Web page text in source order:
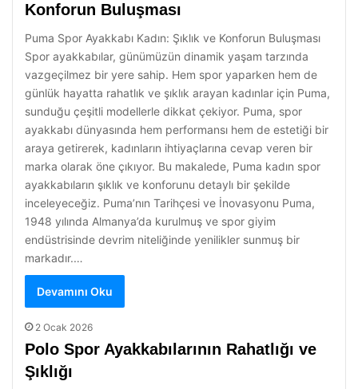
Konforun Buluşması
Puma Spor Ayakkabı Kadın: Şıklık ve Konforun Buluşması
Spor ayakkabılar, günümüzün dinamik yaşam tarzında
vazgeçilmez bir yere sahip. Hem spor yaparken hem de
günlük hayatta rahatlık ve şıklık arayan kadınlar için Puma,
sunduğu çeşitli modellerle dikkat çekiyor. Puma, spor
ayakkabı dünyasında hem performansı hem de estetiği bir
araya getirerek, kadınların ihtiyaçlarına cevap veren bir
marka olarak öne çıkıyor. Bu makalede, Puma kadın spor
ayakkabıların şıklık ve konforunu detaylı bir şekilde
inceleyeceğiz. Puma’nın Tarihçesi ve İnovasyonu Puma,
1948 yılında Almanya’da kurulmuş ve spor giyim
endüstrisinde devrim niteliğinde yenilikler sunmuş bir
markadır.…
Devamını Oku
2 Ocak 2026
Polo Spor Ayakkabılarının Rahatlığı ve
Şıklığı